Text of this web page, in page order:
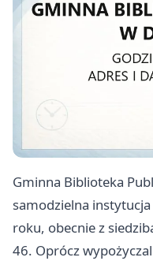
Gminna Biblioteka
samodzielna
roku, obecnie z
46. Oprócz